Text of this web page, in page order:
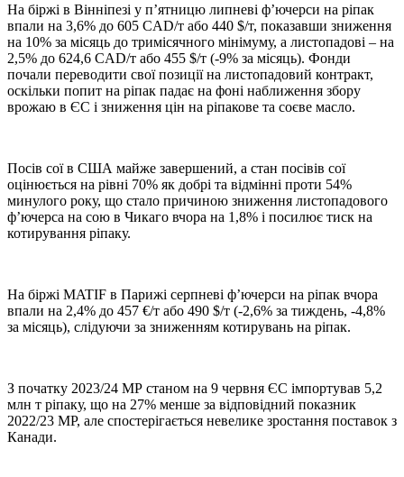
На біржі в Вінніпезі у п’ятницю липневі ф’ючерси на ріпак
впали на 3,6% до 605 CAD/т або 440 $/т, показавши зниження
на 10% за місяць до тримісячного мінімуму, а листопадові – на
2,5% до 624,6 CAD/т або 455 $/т (-9% за місяць). Фонди
почали переводити свої позиції на листопадовий контракт,
оскільки попит на ріпак падає на фоні наближення збору
врожаю в ЄС і зниження цін на ріпакове та соєве масло.
Посів сої в США майже завершений, а стан посівів сої
оцінюється на рівні 70% як добрі та відмінні проти 54%
минулого року, що стало причиною зниження листопадового
ф’ючерса на сою в Чикаго вчора на 1,8% і посилює тиск на
котирування ріпаку.
На біржі MATIF в Парижі серпневі ф’ючерси на ріпак вчора
впали на 2,4% до 457 €/т або 490 $/т (-2,6% за тиждень, -4,8%
за місяць), слідуючи за зниженням котирувань на ріпак.
З початку 2023/24 МР станом на 9 червня ЄС імпортував 5,2
млн т ріпаку, що на 27% менше за відповідний показник
2022/23 МР, але спостерігається невелике зростання поставок з
Канади.